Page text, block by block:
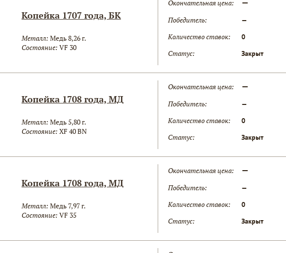
Копейка 1707 года, БК
Металл: Медь 8,26 г.
Состояние: VF 30
Окончательная цена:
Победитель: —
Количество ставок: 0
Статус: Закрыт
Копейка 1708 года, МД
Металл: Медь 5,80 г.
Состояние: XF 40 BN
Окончательная цена: —
Победитель: —
Количество ставок: 0
Статус: Закрыт
Копейка 1708 года, МД
Металл: Медь 7,97 г.
Состояние: VF 35
Окончательная цена: —
Победитель: —
Количество ставок: 0
Статус: Закрыт